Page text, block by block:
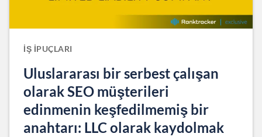
İŞ İPUÇLARI
Uluslararası bir serbest çalışan
olarak SEO müşterileri
edinmenin keşfedilmemiş bir
anahtarı: LLC olarak kaydolmak